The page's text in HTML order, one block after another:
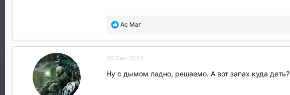
П
б
а
о
Ас Маг
20 Сен 2024
Ну с дымом ладно, решаемо. А вот запах куда деть?